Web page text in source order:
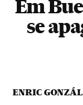
Em
se
ENRIC